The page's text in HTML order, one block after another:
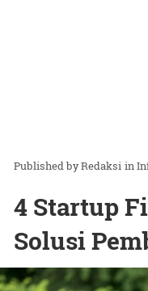
Redaksi in
4 Startup
Solusi